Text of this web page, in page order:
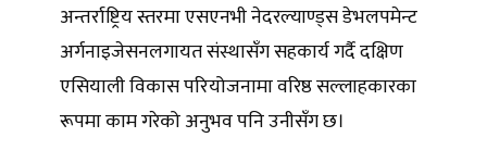
अन्तर्राष्ट्रिय स्तरमा एसएनभी नेदरल्याण्ड्स डेभलपमेन्ट
अर्गनाइजेसनलगायत संस्थासँग सहकार्य गर्दै दक्षिण
एसियाली विकास परियोजनामा वरिष्ठ सल्लाहकारका
रूपमा काम गरेको अनुभव पनि उनीसँग छ।